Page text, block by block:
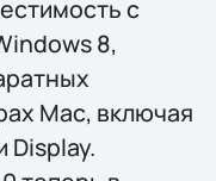
с
8,
Mac, включая
Display.